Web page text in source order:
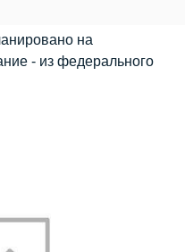
на
- из федерального